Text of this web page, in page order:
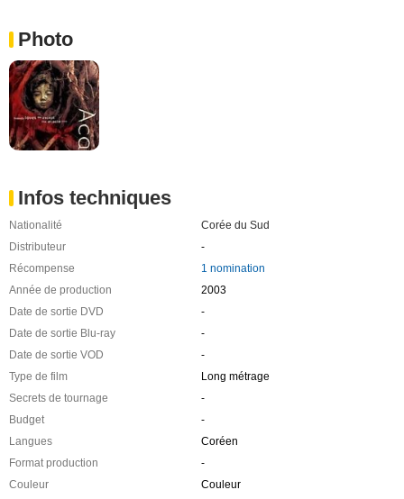
Photo
Infos techniques
Nationalité
Corée du Sud
Distributeur
-
Récompense
1 nomination
Année de production
2003
Date de sortie DVD
-
Date de sortie Blu-ray
-
Date de sortie VOD
-
Type de film
Long métrage
Secrets de tournage
-
Budget
-
Langues
Coréen
Format production
-
Couleur
Couleur